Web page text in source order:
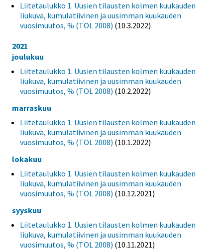
Liitetaulukko 1. Uusien tilausten kolmen kuukauden
liukuva, kumulatiivinen ja uusimman kuukauden
vuosimuutos, % (TOL 2008) (10.3.2022)
2021
joulukuu
Liitetaulukko 1. Uusien tilausten kolmen kuukauden
liukuva, kumulatiivinen ja uusimman kuukauden
vuosimuutos, % (TOL 2008) (10.2.2022)
marraskuu
Liitetaulukko 1. Uusien tilausten kolmen kuukauden
liukuva, kumulatiivinen ja uusimman kuukauden
vuosimuutos, % (TOL 2008) (10.1.2022)
lokakuu
Liitetaulukko 1. Uusien tilausten kolmen kuukauden
liukuva, kumulatiivinen ja uusimman kuukauden
vuosimuutos, % (TOL 2008) (10.12.2021)
syyskuu
Liitetaulukko 1. Uusien tilausten kolmen kuukauden
liukuva, kumulatiivinen ja uusimman kuukauden
vuosimuutos, % (TOL 2008) (10.11.2021)